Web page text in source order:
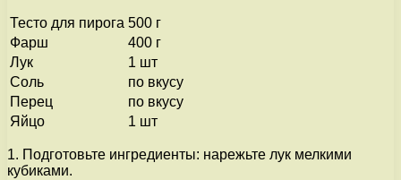
Тесто для пирога 500 г
Фарш
400 г
Лук
1 шт
Соль
по вкусу
Перец
по вкусу
Яйцо
1 шт
1. Подготовьте ингредиенты: нарежьте лук мелкими
кубиками.